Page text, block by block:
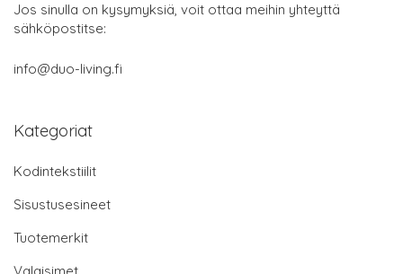
Jos sinulla on kysymyksiä, voit ottaa meihin yhteyttä
sähköpostitse:
info@duo-living.fi
Kategoriat
Kodintekstiilit
Sisustusesineet
Tuotemerkit